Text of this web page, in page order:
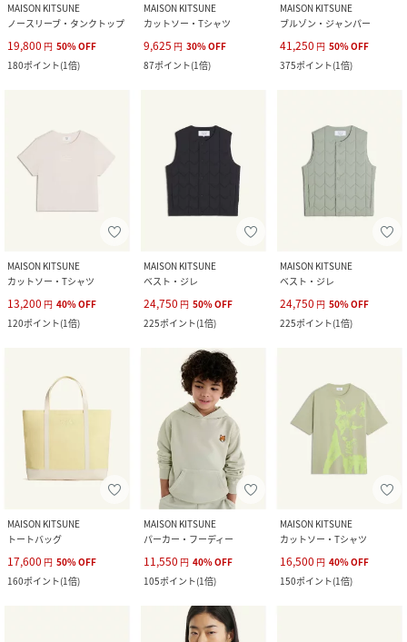
MAISON KITSUNE
ノースリーブ・タンクトップ
19,800 円 50%OFF
180ポイント(1倍)
MAISON KITSUNE
カットソー・Tシャツ
9,625 円 30%OFF
87ポイント(1倍)
MAISON KITSUNE
ブルゾン・ジャンパー
41,250 円 50%OFF
375ポイント(1倍)
MAISON KITSUNE
カットソー・Tシャツ
13,200 円 40%OFF
120ポイント(1倍)
MAISON KITSUNE
ベスト・ジレ
24,750 円 50%OFF
225ポイント(1倍)
MAISON KITSUNE
ベスト・ジレ
24,750 円 50%OFF
225ポイント(1倍)
MAISON KITSUNE
トートバッグ
17,600 円 50%OFF
160ポイント(1倍)
MAISON KITSUNE
パーカー・フーディー
11,550 円 40%OFF
105ポイント(1倍)
MAISON KITSUNE
カットソー・Tシャツ
16,500 円 40%OFF
150ポイント(1倍)